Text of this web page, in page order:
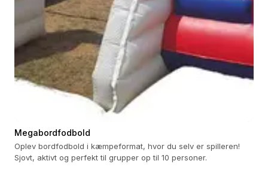
Megabordfodbold
Oplev bordfodbold i kæmpeformat, hvor du selv er spilleren!
Sjovt, aktivt og perfekt til grupper op til 10 personer.